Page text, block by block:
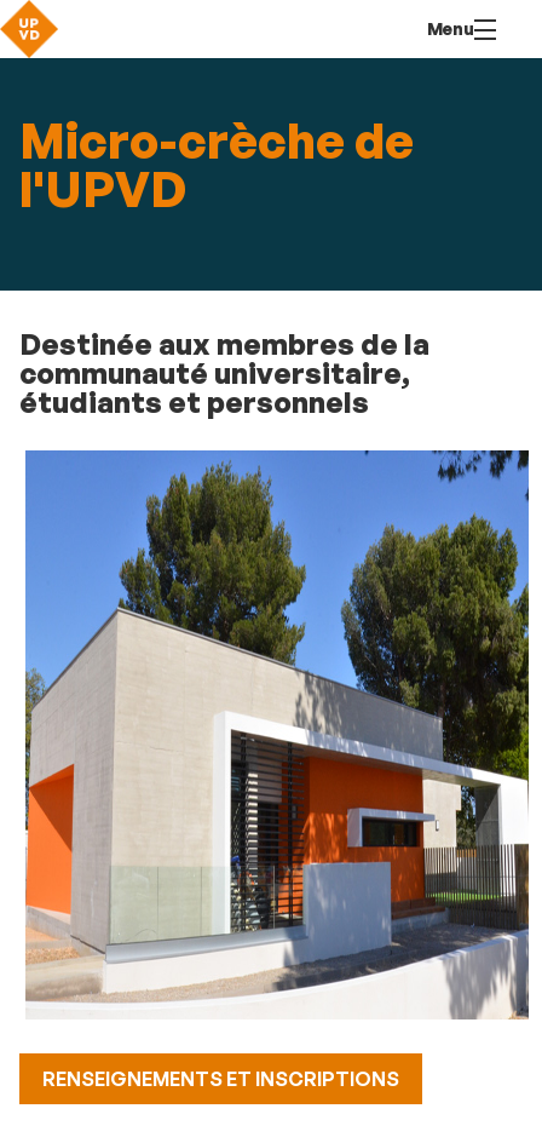
contenu
Menu
Micro-crèche de
l'UPVD
Destinée aux membres de la
communauté universitaire,
étudiants et personnels
RENSEIGNEMENTS ET INSCRIPTIONS